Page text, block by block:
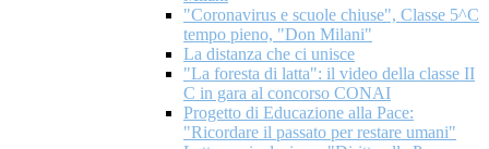
"Coronavirus e scuole chiuse", Classe 5^C
tempo pieno, "Don Milani"
La distanza che ci unisce
"La foresta di latta": il video della classe II
C in gara al concorso CONAI
Progetto di Educazione alla Pace:
"Ricordare il passato per restare umani"